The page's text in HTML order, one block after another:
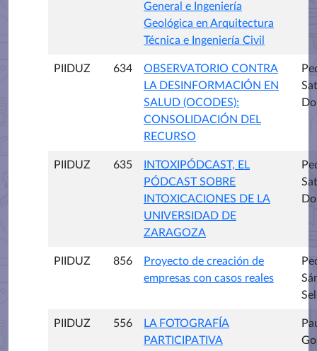
General e Ingeniería
Geológica en Arquitectura
Técnica e Ingeniería Civil
PIIDUZ 634
OBSERVATORIO CONTRA
LA DESINFORMACIÓN EN
SALUD (OCODES):
CONSOLIDACIÓN DEL
RECURSO
PIIDUZ 635
INTOXIPÓDCAST, EL
PÓDCAST SOBRE
INTOXICACIONES DE LA
UNIVERSIDAD DE
ZARAGOZA
PIIDUZ 856
Proyecto de creación de
empresas con casos reales
PIIDUZ 556
LA FOTOGRAFÍA
PARTICIPATIVA